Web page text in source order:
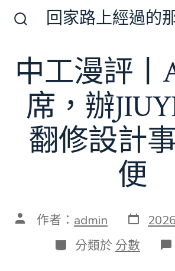
切
換
開
關
回家路上經過的
中工漫評丨
席，辦
翻修設計
便
文 作者： admin 發
表
日
期
分
類
分類於 分數